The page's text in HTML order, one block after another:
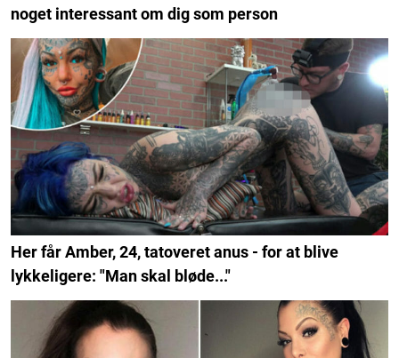
noget interessant om dig som person
Her får Amber, 24, tatoveret anus - for at blive
lykkeligere: "Man skal bløde..."